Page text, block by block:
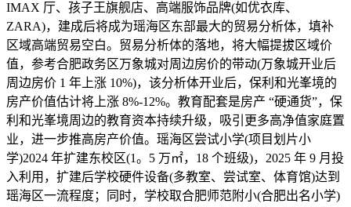
IMAX 厅、孩子王旗舰店、高端服饰品牌(如优衣库、
ZARA)，建成后将成为瑶海区东部最大的贸易分析体，填补
区域高端贸易空白。贸易分析体的落地，将大幅提拔区域价
值，参考合肥政务区万象城对周边房价的带动(万象城开业后
周边房价 1 年上涨 10%)，该分析体开业后，保利和光峯境的
房产价值估计将上涨 8%-12%。教育配套是房产 “硬通货”，保
利和光峯境周边的教育资本持续升级，吸引更多高净值家庭置
业，进一步推高房产价值。瑶海区尝试小学(项目划片小
学)2024 年扩建东校区(1。5 万㎡，18 个班级)，2025 年 9 月投
入利用，扩建后学校硬件设备(多教室、尝试室、体育馆)达到
瑶海区一流程度；同时，学校取合肥师范附小(合肥出名小学)